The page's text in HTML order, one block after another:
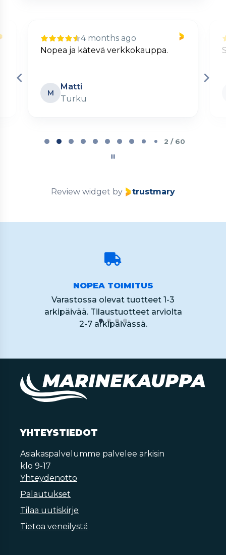
4 months ago
Nopea ja kätevä verkkokauppa.
M
Matti
Turku
2 / 60
Review widget by trustmary
NOPEA TOIMITUS
Varastossa olevat tuotteet 1-3
arkipäivää. Tilaustuotteet arviolta
2-7 arkipäivässä.
YHTEYSTIEDOT
Asiakaspalvelumme palvelee arkisin
klo 9-17
Yhteydenotto
Palautukset
Tilaa uutiskirje
Tietoa veneilystä